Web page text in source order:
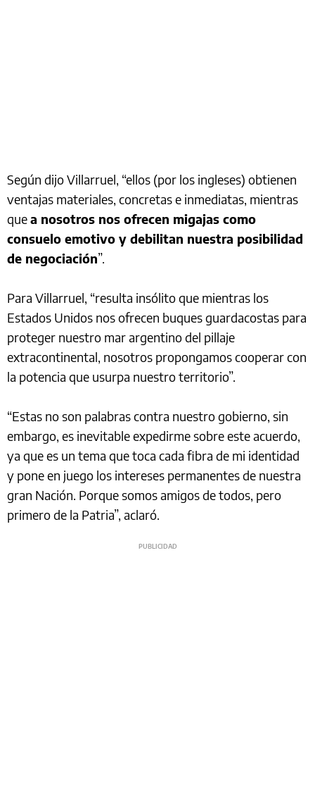
Según dijo Villarruel, “ellos (por los ingleses) obtienen
ventajas materiales, concretas e inmediatas, mientras
quea nosotros nos ofrecen migajas como
consuelo emotivo y debilitan nuestra posibilidad
de negociación”.
Para Villarruel, “resulta insólito que mientras los
Estados Unidos nos ofrecen buques guardacostas para
proteger nuestro mar argentino del pillaje
extracontinental, nosotros propongamos cooperar con
la potencia que usurpa nuestro territorio”.
“Estas no son palabras contra nuestro gobierno, sin
embargo, es inevitable expedirme sobre este acuerdo,
ya que es un tema que toca cada fibra de mi identidad
y pone en juego los intereses permanentes de nuestra
gran Nación. Porque somos amigos de todos, pero
primero de la Patria”, aclaró.